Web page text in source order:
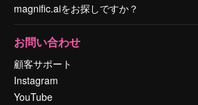
magnific.aiをお探しですか？
お問い合わせ
顧客サポート
Instagram
YouTube